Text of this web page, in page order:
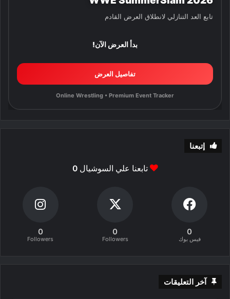
تابع العد التنازلي لانطلاق العرض القادم
بدأ العرض الآن!
تفاصيل العرض
Online Wrestling • Premium Event Tracker
إتبعنا
تابعنا علي السوشيال0
0
فيس بوك
0
Followers
0
Followers
آخر التعليقات